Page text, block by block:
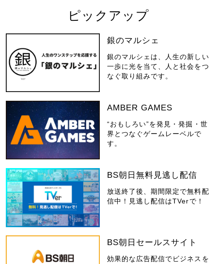
ピックアップ
銀のマルシェ
銀のマルシェは、人生の新しい
一歩に光を当て、人と社会をつ
なぐ取り組みです。
AMBER GAMES
“おもしろい”を発見・発掘・世
界とつなぐゲームレーベルで
す。
BS朝日無料見逃し配信
放送終了後、期間限定で無料配
信中！見逃し配信はTVerで！
BS朝日セールスサイト
効果的な広告配信でビジネスを